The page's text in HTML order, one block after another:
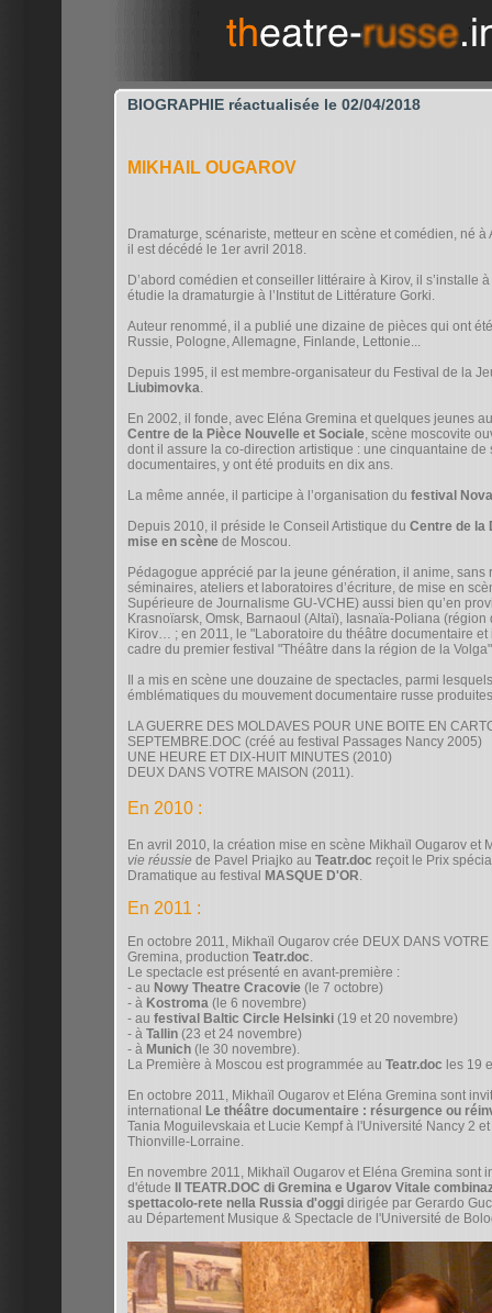
BIOGRAPHIE réactualisée le 02/04/2018
MIKHAIL OUGAROV
Dramaturge, scénariste, metteur en scène et comédien, né
il est décédé le 1er avril 2018.
D’abord comédien et conseiller littéraire à Kirov, il s’installe
étudie la dramaturgie à l’Institut de Littérature Gorki.
Auteur renommé, il a publié une dizaine de pièces qui ont
Russie, Pologne, Allemagne, Finlande, Lettonie...
Depuis 1995, il est membre-organisateur du Festival de la
Liubimovka.
En 2002, il fonde, avec Eléna Gremina et quelques jeunes
Centre de la Pièce Nouvelle et Sociale, scène moscovite
dont il assure la co-direction artistique : une cinquantaine de
documentaires, y ont été produits en dix ans.
La même année, il participe à l’organisation du festival
Depuis 2010, il préside le Conseil Artistique du Centre de la
mise en scène de Moscou.
Pédagogue apprécié par la jeune génération, il anime, sans
séminaires, ateliers et laboratoires d’écriture, de mise en
Supérieure de Journalisme GU-VCHE) aussi bien qu’en
Krasnoïarsk, Omsk, Barnaoul (Altaï), Iasnaïa-Poliana (région
Kirov… ; en 2011, le "Laboratoire du théâtre documentaire et
cadre du premier festival "Théâtre dans la région de la
Il a mis en scène une douzaine de spectacles, parmi
émblématiques du mouvement documentaire russe
LA GUERRE DES MOLDAVES POUR UNE BOITE EN
SEPTEMBRE.DOC (créé au festival Passages Nancy 2005)
UNE HEURE ET DIX-HUIT MINUTES (2010)
DEUX DANS VOTRE MAISON (2011).
En 2010 :
En avril 2010, la création mise en scène Mikhaïl Ougarov et
vie réussie de Pavel Priajko au Teatr.doc reçoit le Prix
Dramatique au festival MASQUE D'OR.
En 2011 :
En octobre 2011, Mikhaïl Ougarov crée DEUX DANS
Gremina, production Teatr.doc.
Le spectacle est présenté en avant-première :
- au Nowy Theatre Cracovie (le 7 octobre)
- à Kostroma (le 6 novembre)
- au festival Baltic Circle Helsinki (19 et 20 novembre)
- à Tallin (23 et 24 novembre)
- à Munich (le 30 novembre).
La Première à Moscou est programmée au Teatr.doc les 19
En octobre 2011, Mikhaïl Ougarov et Eléna Gremina sont
international Le théâtre documentaire : résurgence ou
Tania Moguilevskaia et Lucie Kempf à l'Université Nancy 2
Thionville-Lorraine.
En novembre 2011, Mikhaïl Ougarov et Eléna Gremina sont
d'étude
Il TEATR.DOC di Gremina e Ugarov Vitale
spettacolo-rete nella Russia d'oggi dirigée par Gerardo
au Département Musique & Spectacle de l'Université de